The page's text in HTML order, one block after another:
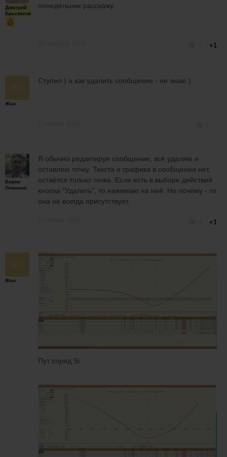
Дмитрий
Брыляков
понедельник расскажу.
+1
Жан
Ступил ) а как удалить сообщение - не знаю )
Борис
Ломакин
Я обычно редактируя сообщение, всё удаляю и
оставляю точку. Текста и графика в сообщении нет,
остаётся только точка. Если есть в выборе действий
кнопка "Удалить", то нажимаю на неё. Но почему - то
она не всегда присутствует.
+1
Жан
Пут спред Si